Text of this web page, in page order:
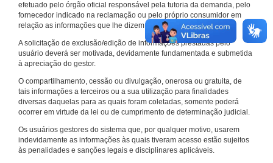
efetuado pelo órgão oficial responsável pela tutoria da demanda, pelo
fornecedor indicado na reclamação ou pelo próprio consumidor em
relação as informações que lhe dizem respeito.
A solicitação de exclusão/edição de informações prestadas pelo
usuário deverá ser motivada, devidamente fundamentada e submetida
à apreciação do gestor.
O compartilhamento, cessão ou divulgação, onerosa ou gratuita, de
tais informações a terceiros ou a sua utilização para finalidades
diversas daquelas para as quais foram coletadas, somente poderá
ocorrer em virtude da lei ou de cumprimento de determinação judicial.
Os usuários gestores do sistema que, por qualquer motivo, usarem
indevidamente as informações às quais tiveram acesso estão sujeitos
às penalidades e sanções legais e disciplinares aplicáveis.